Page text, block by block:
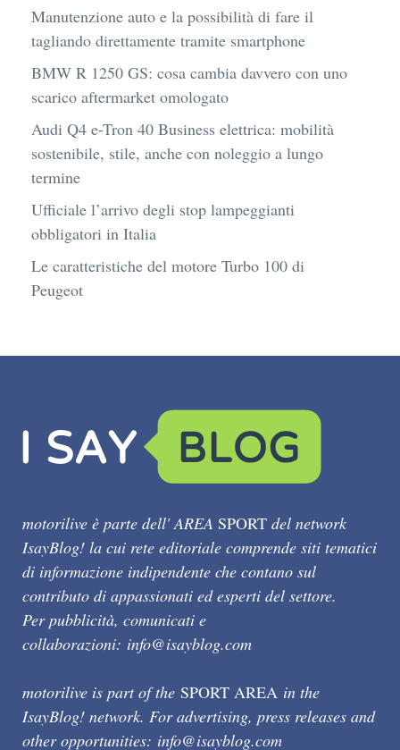
Manutenzione auto e la possibilità di fare il
tagliando direttamente tramite smartphone
BMW R 1250 GS: cosa cambia davvero con uno
scarico aftermarket omologato
Audi Q4 e-Tron 40 Business elettrica: mobilità
sostenibile, stile, anche con noleggio a lungo
termine
Ufficiale l’arrivo degli stop lampeggianti
obbligatori in Italia
Le caratteristiche del motore Turbo 100 di
Peugeot
motorilive è parte dell' AREA SPORT del network
IsayBlog! la cui rete editoriale comprende siti tematici
di informazione indipendente che contano sul
contributo di appassionati ed esperti del settore.
Per pubblicità, comunicati e
collaborazioni: info@isayblog.com
motorilive is part of the SPORT AREA in the
IsayBlog! network. For advertising, press releases and
other opportunities: info@isayblog.com